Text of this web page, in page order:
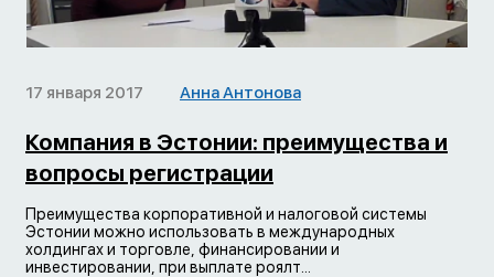
17 января 2017 Анна Антонова
Компания в Эстонии: преимущества и
вопросы регистрации
Преимущества корпоративной и налоговой системы
Эстонии можно использовать в международных
холдингах и торговле, финансировании и
инвестировании, при выплате роялт...